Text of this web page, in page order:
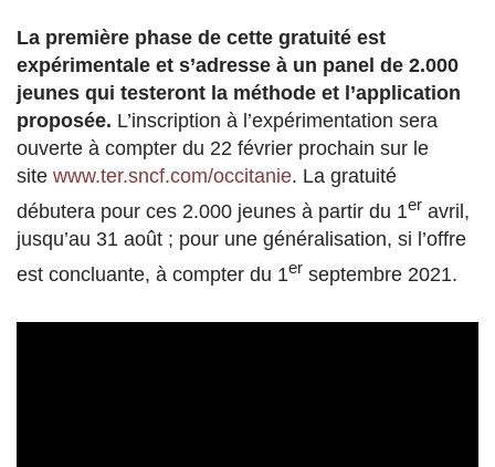
La première phase de cette gratuité est
expérimentale et s’adresse à un panel de 2.000
jeunes qui testeront la méthode et l’application
proposée. L’inscription à l’expérimentation sera
ouverte à compter du 22 février prochain sur le
site www.ter.sncf.com/occitanie. La gratuité
débutera pour ces 2.000 jeunes à partir du 1er avril,
jusqu’au 31 août ; pour une généralisation, si l’offre
est concluante, à compter du 1er septembre 2021.